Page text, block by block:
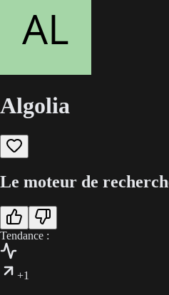
Algolia
Le moteur de
Tendance :
+1